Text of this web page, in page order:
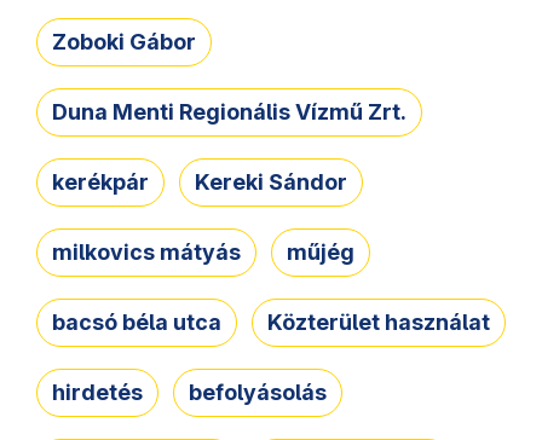
Zoboki Gábor
Duna Menti Regionális Vízmű Zrt.
kerékpár Kereki Sándor
milkovics mátyás műjég
bacsó béla utca Közterület használat
hirdetés befolyásolás